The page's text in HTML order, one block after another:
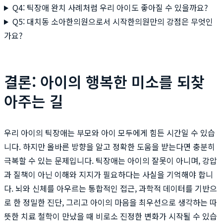
Q4: 틱장애 완치 사례처럼 우리 아이도 좋아질 수 있을까요?
Q5: 대치동 소아한의원으로서 시작한의원만의 강점은 무엇인
가요?
결론: 아이의 행복한 미소를 되찾
아주는 길
우리 아이의 틱장애는 부모와 아이 모두에게 힘든 시간일 수 있습
니다. 하지만 올바른 방향을 알고 정확한 도움을 받는다면 충분히
극복할 수 있는 문제입니다. 틱장애는 아이의 잘못이 아니며, 강압
과 질책이 아닌 이해와 지지가 필요하다는 사실을 기억해야 합니
다. 뇌와 신체를 아우르는 통합적인 접근, 과학적 데이터를 기반으
로 한 정밀한 진단, 그리고 아이의 마음을 최우선으로 생각하는 따
뜻한 치료 철학이 만났을 때 비로소 진정한 변화가 시작될 수 있습